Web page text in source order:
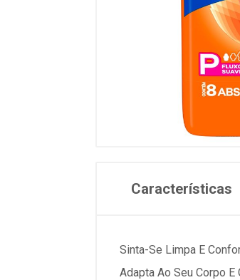
Características
Sinta-Se Limpa E
Adapta Ao Seu Corpo